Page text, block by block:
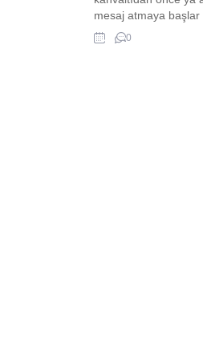
mesaj atmaya
de herkese atıp
mesajı
0